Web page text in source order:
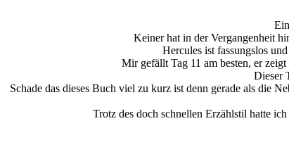
Keiner hat in der Vergangenheit
Hercules ist fassungslos
Mir gefällt Tag 11 am besten, er
Dieser
Schade das dieses Buch viel zu kurz ist denn gerade als die
Trotz des doch schnellen Erzählstil hatte